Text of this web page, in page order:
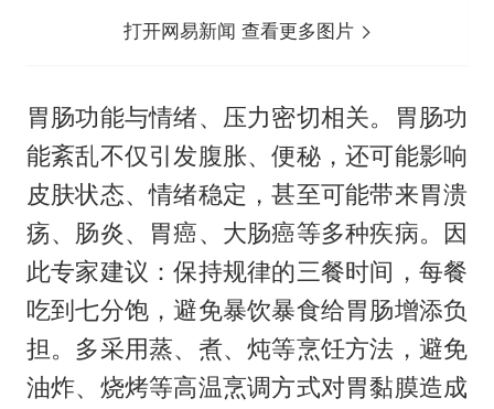
打开网易新闻 查看更多图片
胃肠功能与情绪、压力密切相关。胃肠功
能紊乱不仅引发腹胀、便秘，还可能影响
皮肤状态、情绪稳定，甚至可能带来胃溃
疡、肠炎、胃癌、大肠癌等多种疾病。因
此专家建议：保持规律的三餐时间，每餐
吃到七分饱，避免暴饮暴食给胃肠增添负
担。多采用蒸、煮、炖等烹饪方法，避免
油炸、烧烤等高温烹调方式对胃黏膜造成